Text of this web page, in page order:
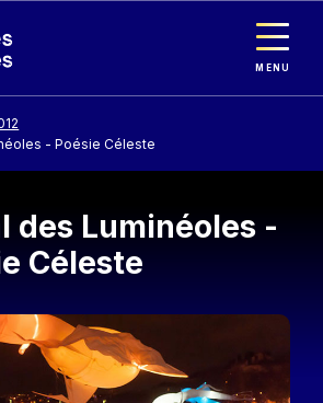
MENU
- Poésie Céleste
des Luminéoles -
Céleste